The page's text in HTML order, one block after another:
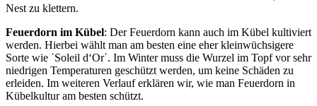
Nest zu klettern.
Feuerdorn im Kübel: Der Feuerdorn kann auch im Kübel kultiviert
werden. Hierbei wählt man am besten eine eher kleinwüchsigere
Sorte wie ˈSoleil d‘Orˈ. Im Winter muss die Wurzel im Topf vor sehr
niedrigen Temperaturen geschützt werden, um keine Schäden zu
erleiden. Im weiteren Verlauf erklären wir, wie man Feuerdorn in
Kübelkultur am besten schützt.